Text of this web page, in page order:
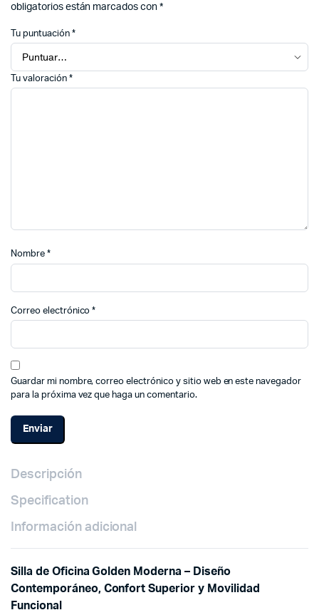
obligatorios están marcados con*
Tu puntuación *
Tu valoración *
Nombre *
Correo electrónico*
Guardar mi nombre, correo electrónico y sitio web en este navegador
para la próxima vez que haga un comentario.
Descripción
Specification
Información adicional
Silla de Oficina Golden Moderna – Diseño
Contemporáneo, Confort Superior y Movilidad
Funcional